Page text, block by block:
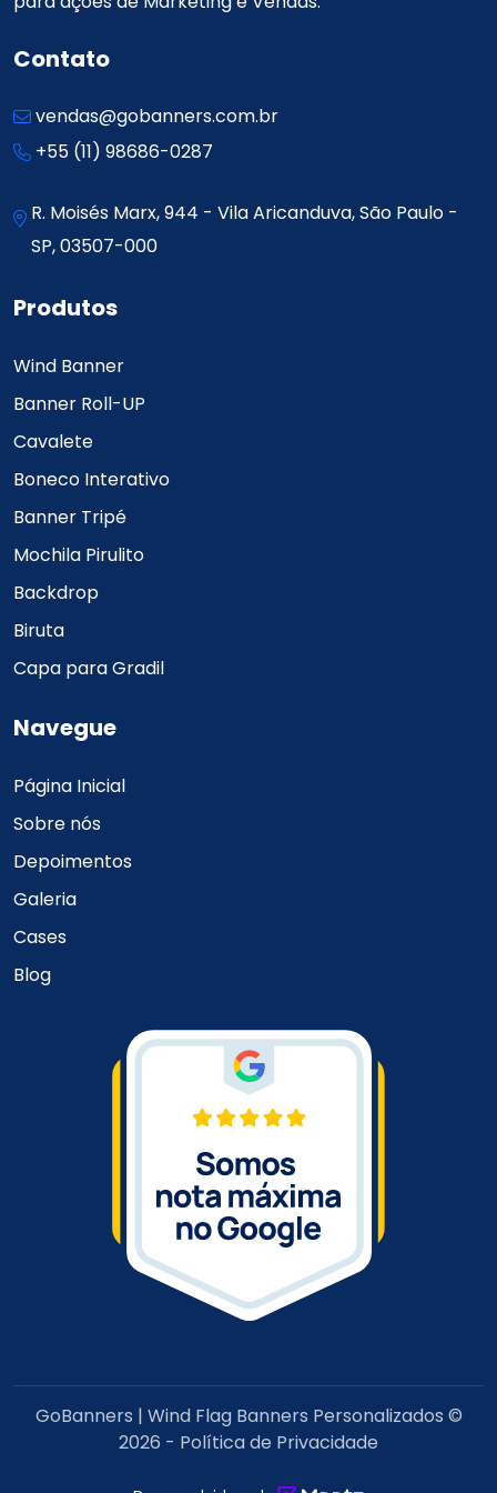
Contato
vendas@gobanners.com.br
+55 (11) 98686-0287
R. Moisés Marx, 944 - Vila Aricanduva, São Paulo -
SP, 03507-000
Produtos
Wind Banner
Banner Roll-UP
Cavalete
Boneco Interativo
Banner Tripé
Mochila Pirulito
Backdrop
Biruta
Capa para Gradil
Navegue
Página Inicial
Sobre nós
Depoimentos
Galeria
Cases
Blog
GoBanners | Wind Flag Banners Personalizados ©
2026 - Política de Privacidade